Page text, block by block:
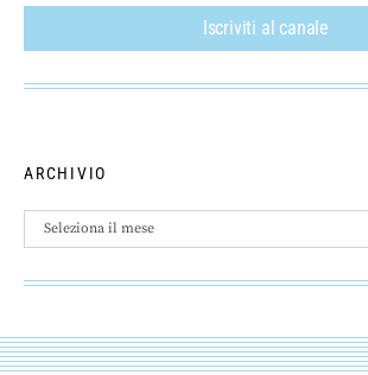
Iscriviti al canale
ARCHIVIO
Archivio